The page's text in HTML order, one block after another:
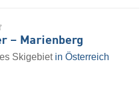
– Marienberg
Skigebiet in Österreich